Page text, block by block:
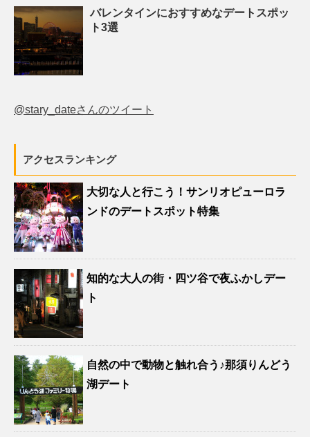
バレンタインにおすすめなデートスポッ
ト3選
@stary_dateさんのツイート
アクセスランキング
大切な人と行こう！サンリオピューロラ
ンドのデートスポット特集
知的な大人の街・四ツ谷で夜ふかしデー
ト
自然の中で動物と触れ合う♪那須りんどう
湖デート